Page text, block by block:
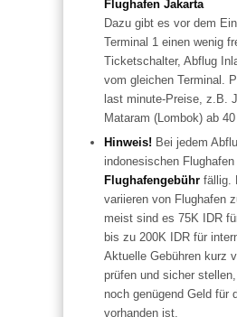
Flughafen Jakarta
Dazu gibt es vor dem
Terminal 1 einen wenig
Ticketschalter, Abflug
vom gleichen Terminal.
last minute-Preise, z.B.
Mataram (Lombok) ab 40
Hinweis! Bei jedem
indonesischen
Flughafengebühr fällig.
variieren von Flughafen
meist sind es 75K IDR
bis zu 200K IDR für
Aktuelle Gebühren kurz
prüfen und sicher
noch genügend Geld für
vorhanden ist.